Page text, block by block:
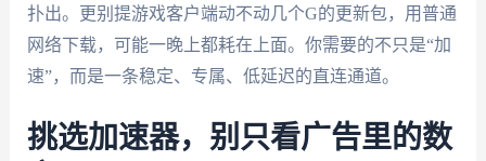
扑出。更别提游戏客户端动不动几个G的更新包，用普通
网络下载，可能一晚上都耗在上面。你需要的不只是“加
速”，而是一条稳定、专属、低延迟的直连通道。
挑选加速器，别只看广告里的数